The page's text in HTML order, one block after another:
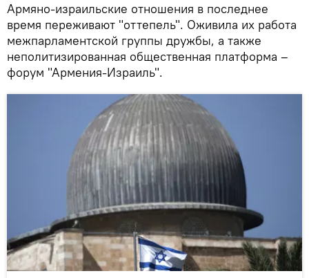
Армяно-израильские отношения в последнее
время переживают "оттепель". Оживила их работа
межпарламентской группы дружбы, а также
неполитизированная общественная платформа –
форум "Армения-Израиль".